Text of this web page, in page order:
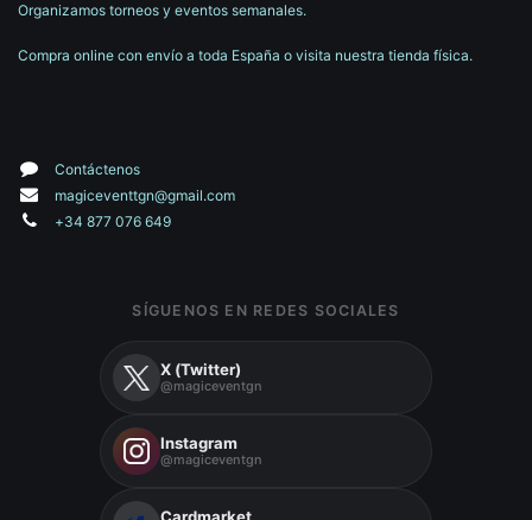
Organizamos torneos y eventos semanales.
Compra online con envío a toda España o visita nuestra tienda física.
Contáctenos
magiceventtgn@gmail.com
+34 877 076 649
SÍGUENOS EN REDES SOCIALES
X (Twitter)
@magiceventgn
Instagram
@magiceventgn